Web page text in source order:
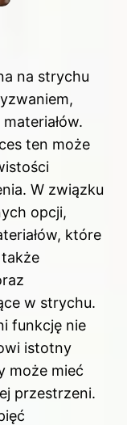
na strychu
ten może
W związku
opcji,
które
w strychu.
funkcję nie
istotny
może mieć
przestrzeni.